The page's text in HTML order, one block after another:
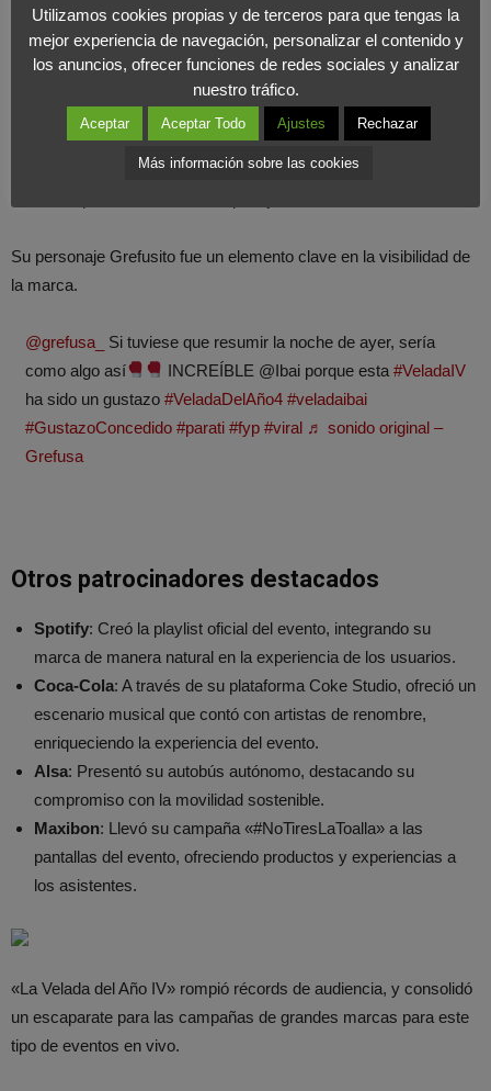
#yosoyplex
♬ sonido original – ElPozo King Upp
Grefusa: visibilidad
Grefusa también aprovechó al máximo su participación, con una
presencia destacada en el ring y actividades interactivas como el
Su personaje Grefusito fue un elemento clave en la visibilidad de
la marca.
@grefusa_
Si tuviese que resumir la noche de ayer, sería
como algo así
INCREÍBLE @Ibai porque esta#VeladaIV
ha sido un gustazo #VeladaDelAño4 #veladaibai
#GustazoConcedido #parati #fyp #viral ♬ sonido original –
Grefusa
Otros patrocinadores destacados
Spotify: Creó la playlist oficial del evento, integrando su
marca de manera natural en la experiencia de los usuarios.
Coca-Cola: A través de su plataforma Coke Studio, ofreció un
escenario musical que contó con artistas de renombre,
enriqueciendo la experiencia del evento.
Alsa: Presentó su autobús autónomo, destacando su
compromiso con la movilidad sostenible.
Maxibon: Llevó su campaña «#NoTiresLaToalla» a las
pantallas del evento, ofreciendo productos y experiencias a
los asistentes.
«La Velada del Año IV» rompió récords de audiencia, y consolidó
un escaparate para las campañas de grandes marcas para este
tipo de eventos en vivo.
Utilizamos cookies propias y de terceros para que tengas la
mejor experiencia de navegación, personalizar el contenido y
los anuncios, ofrecer funciones de redes sociales y analizar
nuestro tráfico.
Aceptar Aceptar Todo Ajustes Rechazar
Más información sobre las cookies